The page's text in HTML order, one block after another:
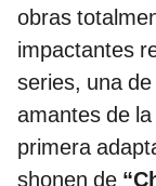
obras
impactantes
series, una
amantes de la
primera
shonen de